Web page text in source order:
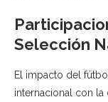
Selección
El impacto del
internacional con la